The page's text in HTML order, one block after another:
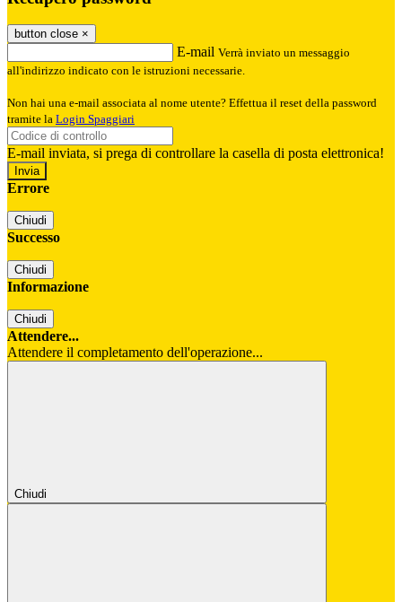
button close ×
E-mail Verrà inviato un messaggio
all'indirizzo indicato con le istruzioni necessarie.
Non hai una e-mail associata al nome utente? Effettua il reset della password
tramite la Login Spaggiari
E-mail inviata, si prega di controllare la casella di posta elettronica!
Errore
Chiudi
Successo
Chiudi
Informazione
Chiudi
Attendere...
Attendere il completamento dell'operazione...
Chiudi